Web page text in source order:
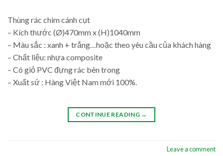
Thùng rác chim cánh cụt
– Kích thước (Ø)470mm x (H)1040mm
– Màu sắc : xanh + trắng…hoặc theo yêu cầu của khách hàng
– Chất liệu: nhựa composite
– Có giỏ PVC đựng rác bên trong
– Xuất sứ : Hàng Việt Nam mới 100%.
CONTINUE READING →
Leave a comment